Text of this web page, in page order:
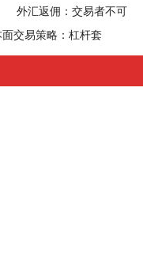
外汇返佣：交易者不可
面交易策略：杠杆套